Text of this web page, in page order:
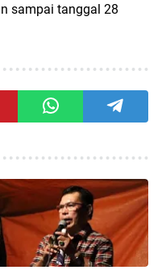
sampai tanggal 28